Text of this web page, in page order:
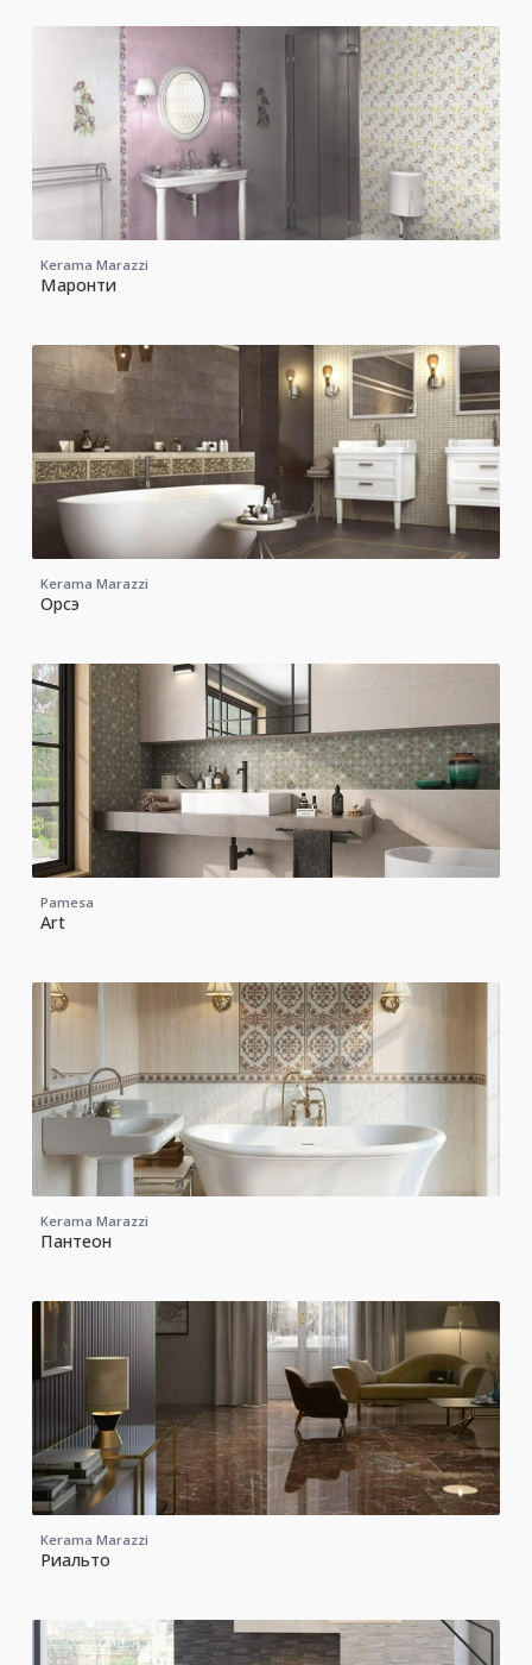
Kerama Marazzi
Маронти
Kerama Marazzi
Орсэ
Pamesa
Art
Kerama Marazzi
Пантеон
Kerama Marazzi
Риальто